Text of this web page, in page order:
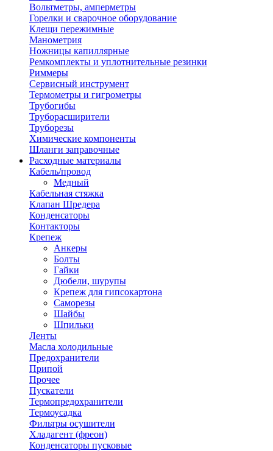
Вольтметры, амперметры
Горелки и сварочное оборудование
Клещи пережимные
Манометрия
Ножницы капиллярные
Ремкомплекты и уплотнительные резинки
Риммеры
Сервисный инструмент
Термометры и гигрометры
Трубогибы
Труборасширители
Труборезы
Химические компоненты
Шланги заправочные
Расходные материалы
Кабель/провод
Медный
Кабельная стяжка
Клапан Шредера
Конденсаторы
Контакторы
Крепеж
Анкеры
Болты
Гайки
Дюбели, шурупы
Крепеж для гипсокартона
Саморезы
Шайбы
Шпильки
Ленты
Масла холодильные
Предохранители
Припой
Прочее
Пускатели
Термопредохранители
Термоусадка
Фильтры осушители
Хладагент (фреон)
Конденсаторы пусковые